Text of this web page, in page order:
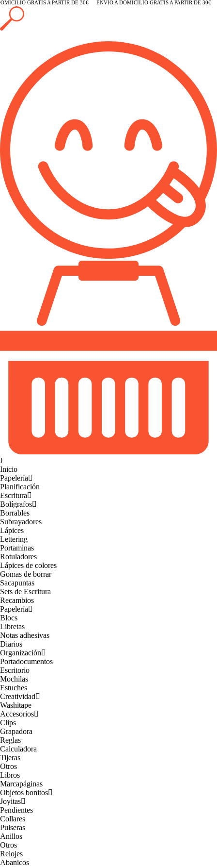
GRATIS A PARTIR DE 30€ ENVÍO A DOMICILIO GRATIS A PARTIR DE 30€
Inicio
Papelería
Planificación
Escritura
Bolígrafos
Borrables
Subrayadores
Lápices
Lettering
Portaminas
Rotuladores
Lápices de colores
Gomas de borrar
Sacapuntas
Sets de Escritura
Recambios
Papelería
Blocs
Libretas
Notas adhesivas
Diarios
Organización
Portadocumentos
Escritorio
Mochilas
Estuches
Creatividad
Washitape
Accesorios
Clips
Grapadora
Reglas
Calculadora
Tijeras
Otros
Libros
Marcapáginas
Objetos bonitos
Joyitas
Pendientes
Collares
Pulseras
Anillos
Otros
Relojes
Abanicos